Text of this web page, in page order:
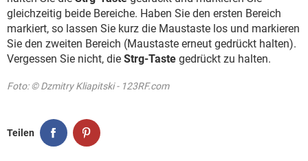
gleichzeitig beide Bereiche. Haben Sie den ersten Bereich
markiert, so lassen Sie kurz die Maustaste los und markieren
Sie den zweiten Bereich (Maustaste erneut gedrückt halten).
Vergessen Sie nicht, die Strg-Taste gedrückt zu halten.
Foto: © Dzmitry Kliapitski - 123RF.com
Teilen